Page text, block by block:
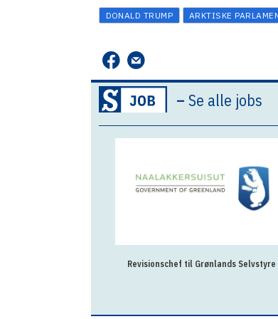
DONALD TRUMP ARKTISKE
– Se alle jobs
Revisionschef til Grønlands Selvstyre